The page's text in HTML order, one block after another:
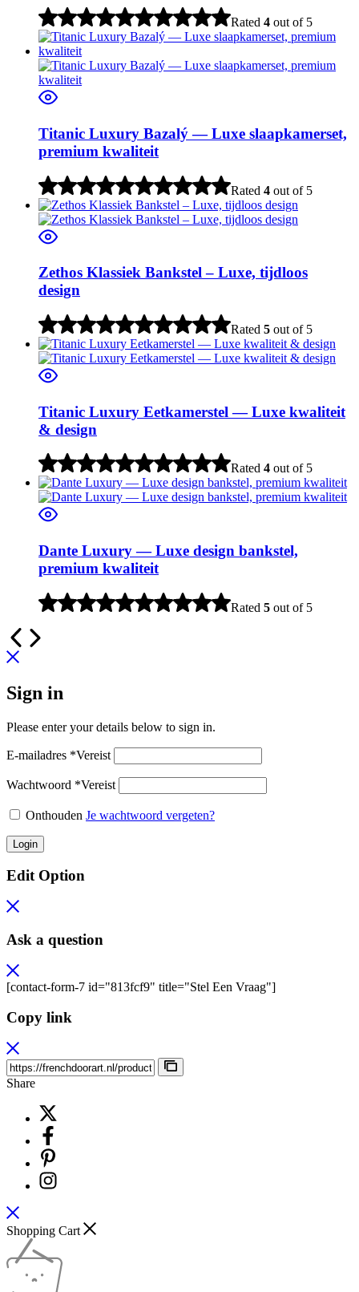
Rated 4 out of 5
Titanic Luxury Bazalý — Luxe slaapkamerset,
premium kwaliteit
Rated 4 out of 5
Zethos Klassiek Bankstel – Luxe, tijdloos
design
Rated 5 out of 5
Titanic Luxury Eetkamerstel — Luxe kwaliteit
& design
Rated 4 out of 5
Dante Luxury — Luxe design bankstel,
premium kwaliteit
Rated 5 out of 5
Sign in
Please enter your details below to sign in.
E-mailadres *Vereist
Wachtwoord *Vereist
Onthouden Je wachtwoord vergeten?
Login
Edit Option
Ask a question
[contact-form-7 id="813fcf9" title="Stel Een Vraag"]
Copy link
Share
Shopping Cart